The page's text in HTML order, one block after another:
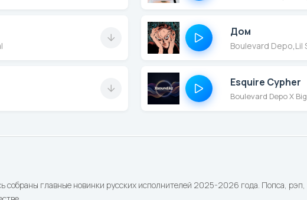
собраны главные новинки русских исполнителей 2025-2026 года. Попса,
Дом
Boulevard Depo Lil
Esquire Cypher